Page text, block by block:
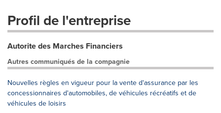
Profil de l'entreprise
Autorite des Marches Financiers
Autres communiqués de la compagnie
Nouvelles règles en vigueur pour la vente d'assurance par les
concessionnaires d'automobiles, de véhicules récréatifs et de
véhicules de loisirs